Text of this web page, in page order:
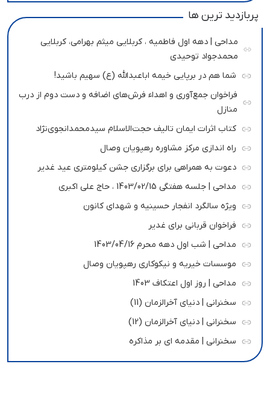
پربازدید ترین ها
مداحی | دهه اول فاطمیه ، کربلایی میثم بهرامی، کربلایی
محمدجواد توحیدی
شما هم در برپایی خیمه اباعبدالله (ع) سهیم باشید!
فراخوان جمع‌آوری و اهداء فرش‌های اضافه و دست دوم از درب
منازل
کتاب اثرات ایمان تالیف حجت‌الاسلام سیدمحمدانجوی‌نژاد
راه اندازی مرکز مشاوره رهپویان وصال
دعوت به همراهی برای برگزاری جشن کیلومتری عید غدیر
مداحی | جلسه هفتگی 1403/02/15 ، حاج علی اکبری
ویژه سالگرد انفجار حسینیه و شهدای کانون
فراخوان قربانی برای غدیر
مداحی | شب اول دهه محرم 1403/04/16
موسسات خیریه و نیکوکاری رهپویان وصال
مداحی | روز اول اعتکاف 1403
سخنرانی | دنیای آخرالزمان (11)
سخنرانی | دنیای آخرالزمان (12)
سخنرانی | مقدمه ای بر مذاکره